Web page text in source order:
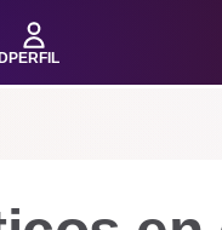
PERFIL